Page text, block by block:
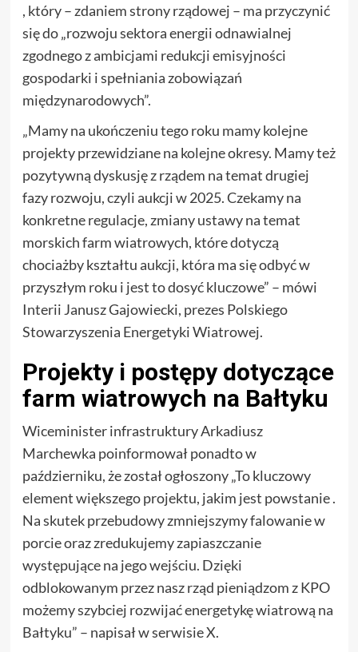
, który – zdaniem strony rządowej – ma przyczynić
się do „rozwoju sektora energii odnawialnej
zgodnego z ambicjami redukcji emisyjności
gospodarki i spełniania zobowiązań
międzynarodowych”.
„Mamy na ukończeniu tego roku mamy kolejne
projekty przewidziane na kolejne okresy. Mamy też
pozytywną dyskusję z rządem na temat drugiej
fazy rozwoju, czyli aukcji w 2025. Czekamy na
konkretne regulacje, zmiany ustawy na temat
morskich farm wiatrowych, które dotyczą
chociażby kształtu aukcji, która ma się odbyć w
przyszłym roku i jest to dosyć kluczowe” – mówi
Interii Janusz Gajowiecki, prezes Polskiego
Stowarzyszenia Energetyki Wiatrowej.
Projekty i postępy dotyczące
farm wiatrowych na Bałtyku
Wiceminister infrastruktury Arkadiusz
Marchewka poinformował ponadto w
październiku, że został ogłoszony „To kluczowy
element większego projektu, jakim jest powstanie .
Na skutek przebudowy zmniejszymy falowanie w
porcie oraz zredukujemy zapiaszczanie
występujące na jego wejściu. Dzięki
odblokowanym przez nasz rząd pieniądzom z KPO
możemy szybciej rozwijać energetykę wiatrową na
Bałtyku” – napisał w serwisie X.